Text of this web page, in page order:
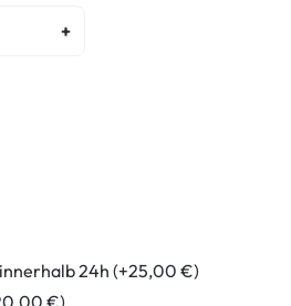
24h (+25,00 €)